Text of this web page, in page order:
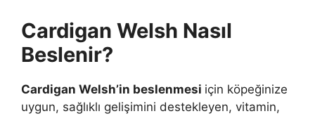
Cardigan Welsh Nasıl
Beslenir?
Cardigan Welsh’in beslenmesi için köpeğinize
uygun, sağlıklı gelişimini destekleyen, vitamin,